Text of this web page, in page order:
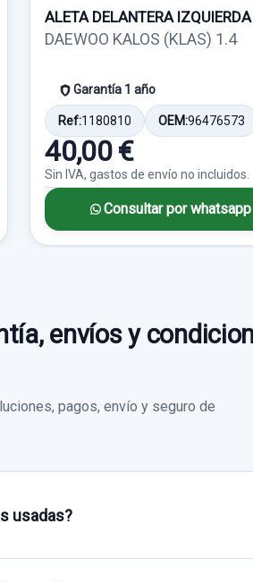
ALETA DELANTERA
DAEWOO KALOS (KLAS) 1.4
Garantía 1 año
Ref:1180810 OEM:96476573
40,00 €
Sin IVA, gastos de envío no incluidos.
Consultar por whatsapp
envíos y
pagos, envío y seguro de
usadas?